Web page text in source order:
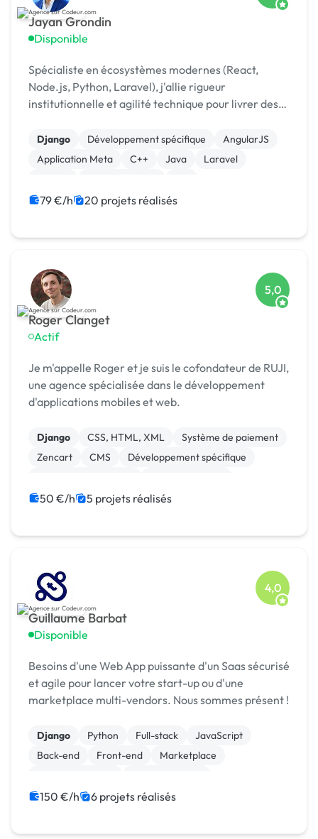
Jayan Grondin
Disponible
Spécialiste en écosystèmes modernes (React,
Node.js, Python, Laravel), j'allie rigueur
institutionnelle et agilité technique pour livrer des
Django Développement spécifique
AngularJS
Application Meta
C++ Java
Laravel
79 €/h 20 projets réalisés
Roger Clanget
Actif
5,0
Je m'appelle Roger et je suis le cofondateur de RUJI,
une agence spécialisée dans le développement
d'applications mobiles et web.
Django CSS, HTML, XML
Système de paiement
Zencart
CMS
Développement spécifique
Landing page
Migration ou refonte de site
50 €/h 5 projets réalisés
Guillaume Barbat
Disponible
4,0
Besoins d'une Web App puissante d'un Saas sécurisé
et agile pour lancer votre start-up ou d'une
marketplace multi-vendors. Nous sommes présent !
Django Python Full-stack
JavaScript
Back-end
Front-end
Marketplace
CSS, HTML, XML
150 €/h 6 projets réalisés